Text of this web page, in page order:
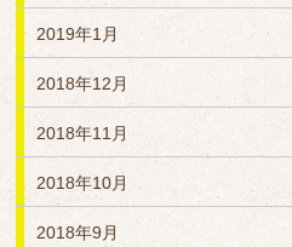
2019年1月
2018年12月
2018年11月
2018年10月
2018年9月